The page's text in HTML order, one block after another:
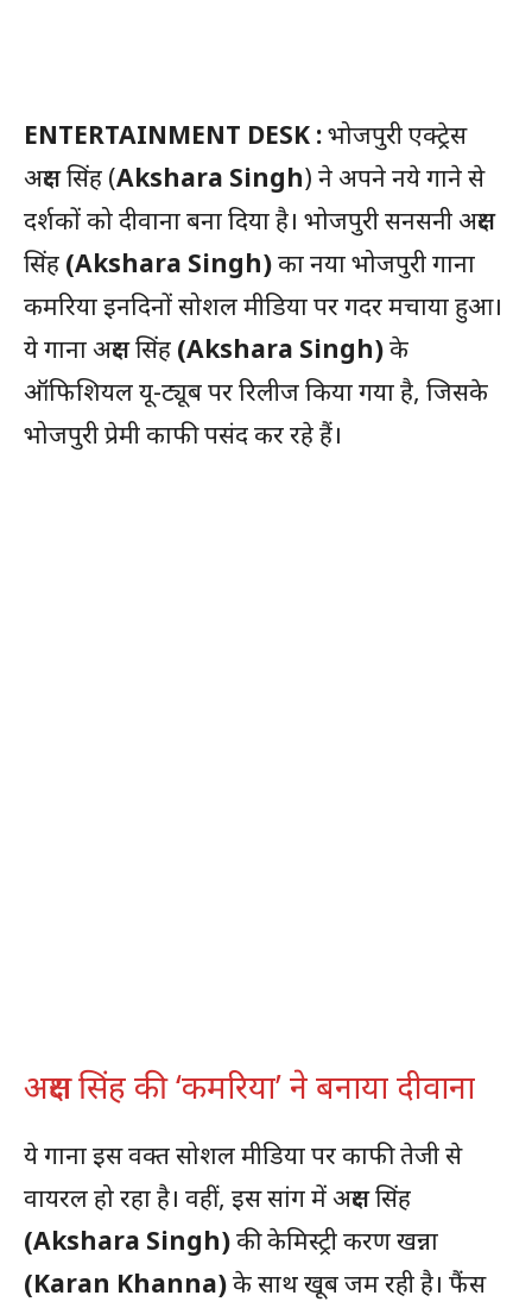
ENTERTAINMENT DESK :भोजपुरी एक्ट्रेस
अक्षरा सिंह (Akshara Singh) ने अपने नये गाने से
दर्शकों को दीवाना बना दिया है। भोजपुरी सनसनी अक्षरा
सिंह (Akshara Singh)का नया भोजपुरी गाना
कमरिया इनदिनों सोशल मीडिया पर गदर मचाया हुआ।
ये गाना अक्षरा सिंह (Akshara Singh)के
ऑफिशियल यू-ट्यूब पर रिलीज किया गया है, जिसके
भोजपुरी प्रेमी काफी पसंद कर रहे हैं।
अक्षरा सिंह की ‘कमरिया’ ने बनाया दीवाना
ये गाना इस वक्त सोशल मीडिया पर काफी तेजी से
वायरल हो रहा है। वहीं, इस सांग में अक्षरा सिंह
(Akshara Singh)की केमिस्ट्री करण खन्ना
(Karan Khanna)के साथ खूब जम रही है। फैंस